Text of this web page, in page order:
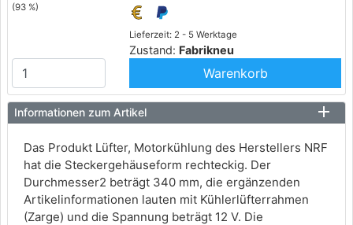
(93 %)
Lieferzeit: 2 - 5 Werktage
Zustand: Fabrikneu
Warenkorb
Informationen zum Artikel
Das Produkt Lüfter, Motorkühlung des Herstellers NRF
hat die Steckergehäuseform rechteckig. Der
Durchmesser2 beträgt 340 mm, die ergänzenden
Artikelinformationen lauten mit Kühlerlüfterrahmen
(Zarge) und die Spannung beträgt 12 V. Die